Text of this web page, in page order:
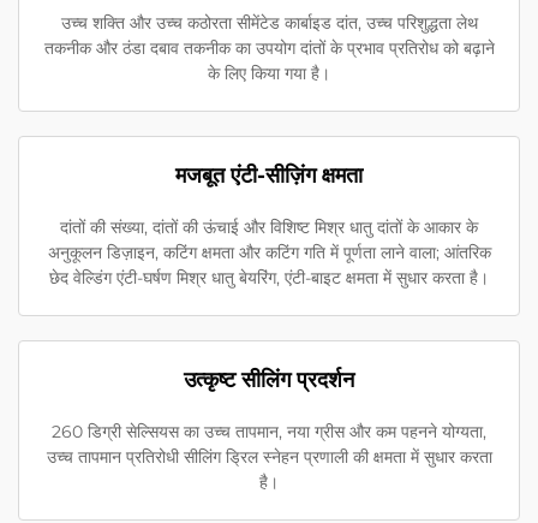
उच्च शक्ति और उच्च कठोरता सीमेंटेड कार्बाइड दांत, उच्च परिशुद्धता लेथ
तकनीक और ठंडा दबाव तकनीक का उपयोग दांतों के प्रभाव प्रतिरोध को बढ़ाने
के लिए किया गया है।
मजबूत एंटी-सीज़िंग क्षमता
दांतों की संख्या, दांतों की ऊंचाई और विशिष्ट मिश्र धातु दांतों के आकार के
अनुकूलन डिज़ाइन, कटिंग क्षमता और कटिंग गति में पूर्णता लाने वाला; आंतरिक
छेद वेल्डिंग एंटी-घर्षण मिश्र धातु बेयरिंग, एंटी-बाइट क्षमता में सुधार करता है।
उत्कृष्ट सीलिंग प्रदर्शन
260 डिग्री सेल्सियस का उच्च तापमान, नया ग्रीस और कम पहनने योग्यता,
उच्च तापमान प्रतिरोधी सीलिंग ड्रिल स्नेहन प्रणाली की क्षमता में सुधार करता
है।